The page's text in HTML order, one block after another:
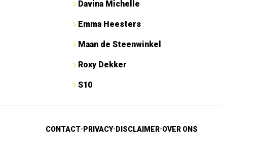
Davina Michelle
Emma Heesters
Maan de Steenwinkel
Roxy Dekker
S10
CONTACT• PRIVACY• DISCLAIMER•OVER ONS